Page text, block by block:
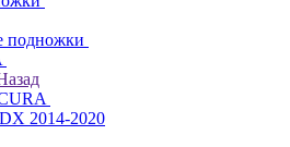
подножки
2014-2020